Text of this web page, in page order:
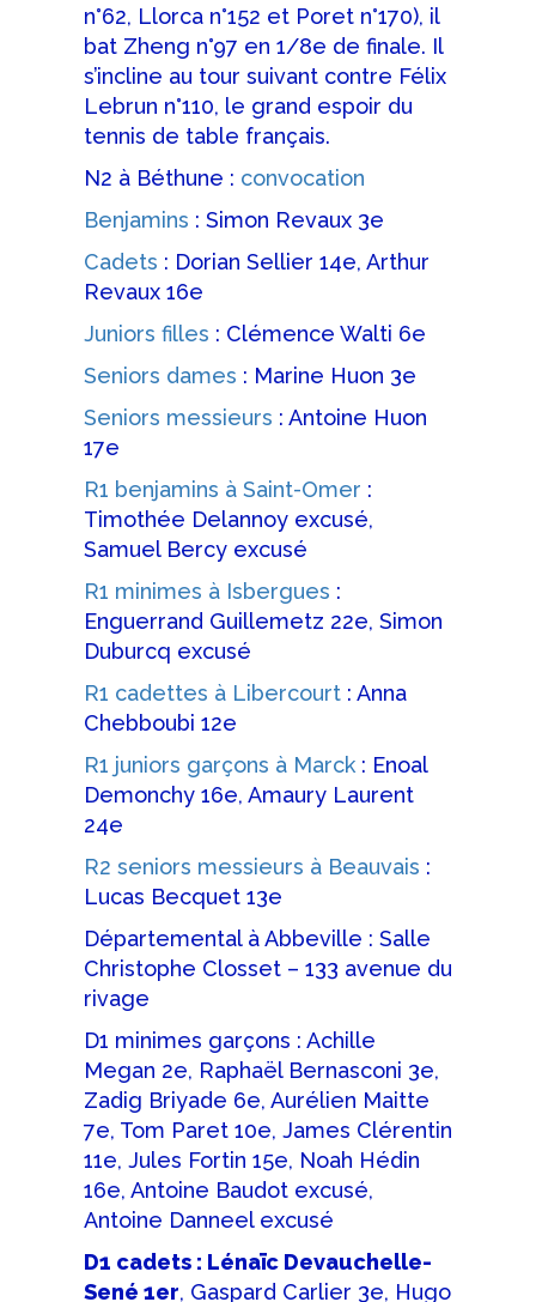
n°62, Llorca n°152 et Poret n°170), il
bat Zheng n°97 en 1/8e de finale. Il
s’incline au tour suivant contre Félix
Lebrun n°110, le grand espoir du
tennis de table français.
N2 à Béthune : convocation
Benjamins : Simon Revaux 3e
Cadets : Dorian Sellier 14e, Arthur
Revaux 16e
Juniors filles : Clémence Walti 6e
Seniors dames : Marine Huon 3e
Seniors messieurs : Antoine Huon
17e
R1 benjamins à Saint-Omer :
Timothée Delannoy excusé,
Samuel Bercy excusé
R1 minimes à Isbergues :
Enguerrand Guillemetz 22e, Simon
Duburcq excusé
R1 cadettes à Libercourt : Anna
Chebboubi 12e
R1 juniors garçons à Marck : Enoal
Demonchy 16e, Amaury Laurent
24e
R2 seniors messieurs à Beauvais :
Lucas Becquet 13e
Départemental à Abbeville : Salle
Christophe Closset – 133 avenue du
rivage
D1 minimes garçons : Achille
Megan 2e, Raphaël Bernasconi 3e,
Zadig Briyade 6e, Aurélien Maitte
7e, Tom Paret 10e, James Clérentin
11e, Jules Fortin 15e, Noah Hédin
16e, Antoine Baudot excusé,
Antoine Danneel excusé
D1 cadets : Lénaïc Devauchelle-
Sené 1er, Gaspard Carlier 3e, Hugo